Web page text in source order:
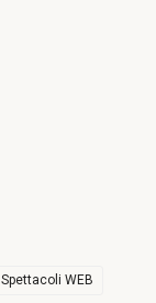
Spettacoli WEB